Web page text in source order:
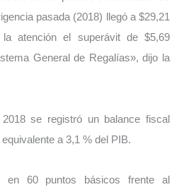
pasada (2018) llegó a $29,21
la atención el superávit de $5,69
General de Regalías», dijo la
se registró un balance fiscal
a 3,1 % del PIB.
en 60 puntos básicos frente al